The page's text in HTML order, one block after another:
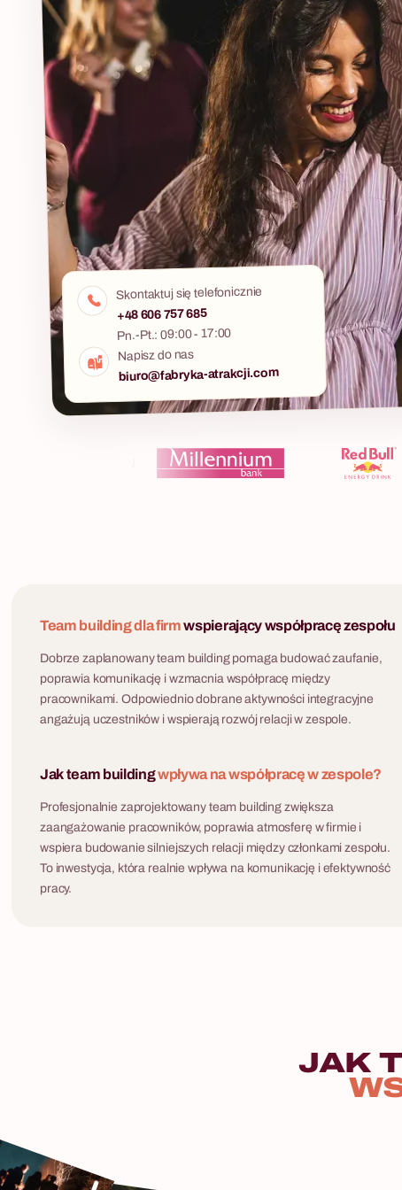
konwencji psychologicznego thrillera. Drużyny
od 2 do 6 osób działają w terenie z pełną
autonomią — każda wybiera własną strategię
śledztwa, zarządza czasem i podejmuje decyzje
pod presją. Na koniec każda drużyna musi
oskarżyć konkretną osobę i uzasadnić swój
wybór. Gra rozgrywa się zazwyczaj w plenerze
— w lesie lub parku — i nie wymaga żadnego
przygotowania ze strony uczestników. Fabryka
Atrakcji organizuje Las Zbrodni kompleksowo —
od doboru lokalizacji i weryfikacji terenu, przez
transport i logistykę, po opiekę project managera
w dniu eventu. Scenariusz działa jako
samodzielna atrakcja lub jako element wyjazdu
integracyjnego z hotelem.
kulinarne dla
każdego, nie
wejściu i
sposób —
Skontaktuj się telefonicznie
+48 606 757 685
Pn.-Pt.: 09:00 - 17:00
Napisz do nas
biuro@fabryka-atrakcji.com
Team building dla firmwspierający współpracę zespołu
Dobrze zaplanowany team building pomaga budować zaufanie,
poprawia komunikację i wzmacnia współpracę między
pracownikami. Odpowiednio dobrane aktywności integracyjne
angażują uczestników i wspierają rozwój relacji w zespole.
Jak team buildingwpływa na współpracę w zespole?
Profesjonalnie zaprojektowany team building zwiększa
zaangażowanie pracowników, poprawia atmosferę w firmie i
wspiera budowanie silniejszych relacji między członkami zespołu.
To inwestycja, która realnie wpływa na komunikację i efektywność
pracy.
JAK